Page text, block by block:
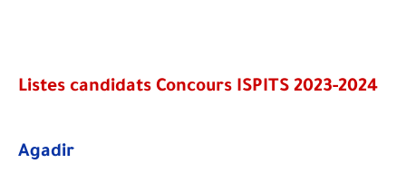
Listes candidats Concours ISPITS 2023-2024
Agadir